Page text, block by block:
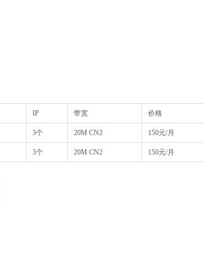
IP 带宽 价格
3个 20M CN2 150元/月
3个 20M CN2 150元/月